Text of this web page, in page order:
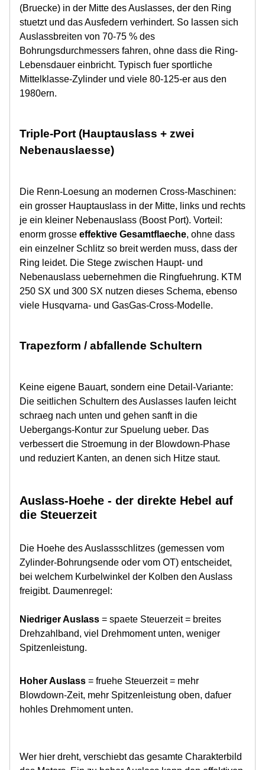
(Bruecke) in der Mitte des Auslasses, der den Ring
stuetzt und das Ausfedern verhindert. So lassen sich
Auslassbreiten von 70-75 % des
Bohrungsdurchmessers fahren, ohne dass die Ring-
Lebensdauer einbricht. Typisch fuer sportliche
Mittelklasse-Zylinder und viele 80-125-er aus den
1980ern.
Triple-Port (Hauptauslass + zwei
Nebenauslaesse)
Die Renn-Loesung an modernen Cross-Maschinen:
ein grosser Hauptauslass in der Mitte, links und rechts
je ein kleiner Nebenauslass (Boost Port). Vorteil:
enorm grosse effektive Gesamtflaeche, ohne dass
ein einzelner Schlitz so breit werden muss, dass der
Ring leidet. Die Stege zwischen Haupt- und
Nebenauslass uebernehmen die Ringfuehrung. KTM
250 SX und 300 SX nutzen dieses Schema, ebenso
viele Husqvarna- und GasGas-Cross-Modelle.
Trapezform / abfallende Schultern
Keine eigene Bauart, sondern eine Detail-Variante:
Die seitlichen Schultern des Auslasses laufen leicht
schraeg nach unten und gehen sanft in die
Uebergangs-Kontur zur Spuelung ueber. Das
verbessert die Stroemung in der Blowdown-Phase
und reduziert Kanten, an denen sich Hitze staut.
Auslass-Hoehe - der direkte Hebel auf
die Steuerzeit
Die Hoehe des Auslassschlitzes (gemessen vom
Zylinder-Bohrungsende oder vom OT) entscheidet,
bei welchem Kurbelwinkel der Kolben den Auslass
freigibt. Daumenregel:
Niedriger Auslass = spaete Steuerzeit = breites
Drehzahlband, viel Drehmoment unten, weniger
Spitzenleistung.
Hoher Auslass = fruehe Steuerzeit = mehr
Blowdown-Zeit, mehr Spitzenleistung oben, dafuer
hohles Drehmoment unten.
Wer hier dreht, verschiebt das gesamte Charakterbild